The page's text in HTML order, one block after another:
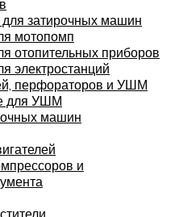
затирочных машин
мотопомп
отопительных приборов
электростанций
перфораторов и УШМ
для УШМ
машин
и